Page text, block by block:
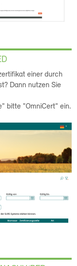
einer durch
Dann nutzen Sie
bitte "OmniCert" ein.